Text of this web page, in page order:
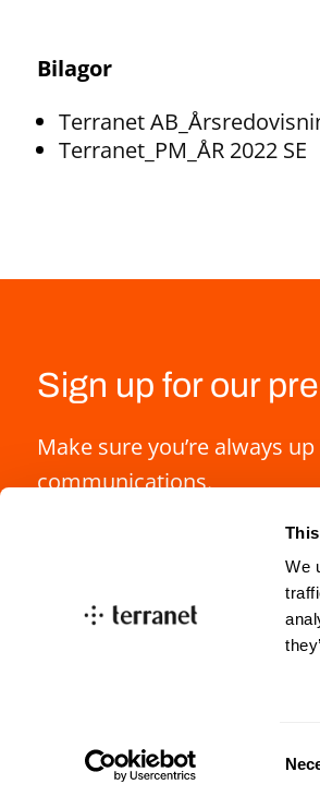
We
Bilagor
Terranet
Terranet_PM_ÅR 2022 SE
Sign up for our
Make sure you’re always
communications.